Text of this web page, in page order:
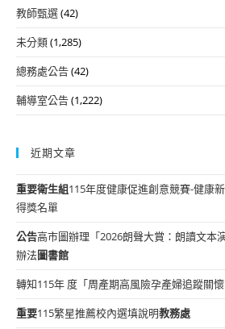
教師甄選(42)
未分類(1,285)
總務處公告(42)
輔導室公告(1,222)
近期文章
重要衛生組115年度健康促進創意競賽-健康
得獎名單
公告高市圖辦理「2026朗聲大賞：朗讀文本
辦法圖書館
轉知115年 度「周產期高風險孕產婦追蹤關懷
重要115繁星推薦校內選填說明教務處